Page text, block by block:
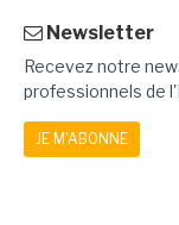
Newsletter
Recevez notre
professionnels de
JE M'ABONNE